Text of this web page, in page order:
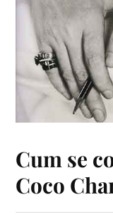
Cum se
Coco